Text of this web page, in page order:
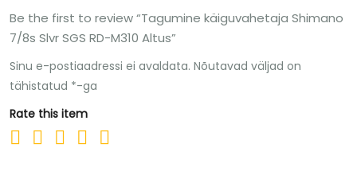
Be the first to review “Tagumine käiguvahetaja Shimano
7/8s Slvr SGS RD-M310 Altus”
Sinu e-postiaadressi ei avaldata. Nõutavad väljad on
tähistatud *-ga
Rate this item